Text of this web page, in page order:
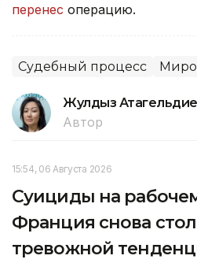
перенес операцию.
Судебный процесс
Жулдыз
Автор
15:54, 06 Августа 2026
Суициды на
Франция снова
тревожной